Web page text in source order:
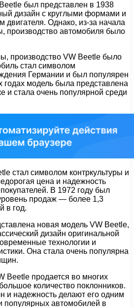
был представлен в 1938
дизайн с круглыми формами и
двигателя. Однако, из-за начала
производство автомобиля было
производство VW Beetle было
стал символом
Германии и был популярен
модель была представлена
и стала очень популярной среди
стал символом контркультуры и
цена и надежность
В 1972 году был
продаж — более 1,3
в год.
новая модель VW Beetle,
дизайн оригинальной
технологии и
Она стала очень популярна
Beetle продается во многих
количество поклонников.
и надежность делают его одним
популярных автомобилей в